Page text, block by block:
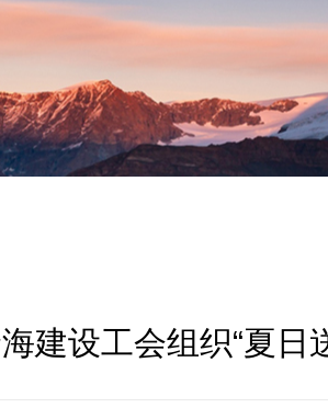
设工会组织“夏日